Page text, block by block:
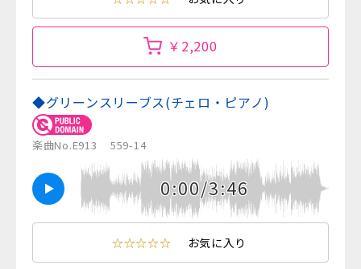
￥2,200
◆グリーンスリーブス(チェロ・ピアノ)
楽曲No.E913 559-14
0:00/3:46
☆☆☆☆☆ お気に入り